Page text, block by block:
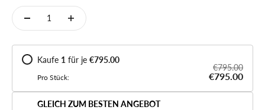
Kaufe 1 für je €795.00
Pro Stück:
€795.00
€795.00
GLEICH ZUM BESTEN ANGEBOT